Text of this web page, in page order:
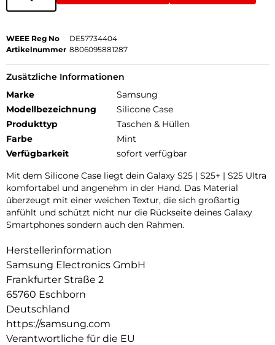
WEEE Reg No
DE57734404
Artikelnummer 8806095881287
Zusätzliche Informationen
Marke
Samsung
Modellbezeichnung
Silicone Case
Produkttyp
Taschen & Hüllen
Farbe
Mint
Verfügbarkeit
sofort verfügbar
Mit dem Silicone Case liegt dein Galaxy S25 | S25+ | S25 Ultra
komfortabel und angenehm in der Hand. Das Material
überzeugt mit einer weichen Textur, die sich großartig
anfühlt und schützt nicht nur die Rückseite deines Galaxy
Smartphones sondern auch den Rahmen.
Herstellerinformation
Samsung Electronics GmbH
Frankfurter Straße 2
65760 Eschborn
Deutschland
https://samsung.com
Verantwortliche für die EU